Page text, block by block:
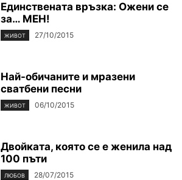
Единствената връзка: Ожени се
за… МЕН!
ЖИВОТ 27/10/2015
Най-обичаните и мразени
сватбени песни
ЖИВОТ 06/10/2015
Двойката, която се е женила над
100 пъти
ЛЮБОВ 28/07/2015